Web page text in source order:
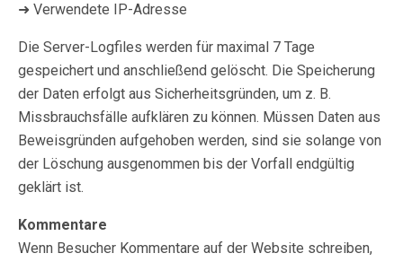
➜ Verwendete IP-Adresse
Die Server-Logfiles werden für maximal 7 Tage
gespeichert und anschließend gelöscht. Die Speicherung
der Daten erfolgt aus Sicherheitsgründen, um z. B.
Missbrauchsfälle aufklären zu können. Müssen Daten aus
Beweisgründen aufgehoben werden, sind sie solange von
der Löschung ausgenommen bis der Vorfall endgültig
geklärt ist.
Kommentare
Wenn Besucher Kommentare auf der Website schreiben,